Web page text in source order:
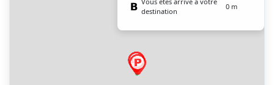
destination
0 m